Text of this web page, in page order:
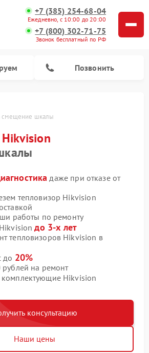
+7 (385) 254-68-04
Ежедневно, с 10:00 до 20:00
+7 (800) 302-71-75
Звонок бесплатный по РФ
Позвонить
смещение шкалы
Hikvision
даже при отказе от
тепловизор Hikvision
работы по ремонту
до 3-х лет
тепловизоров Hikvision в
до 20%
на ремонт
Hikvision
консультацию
Наши цены